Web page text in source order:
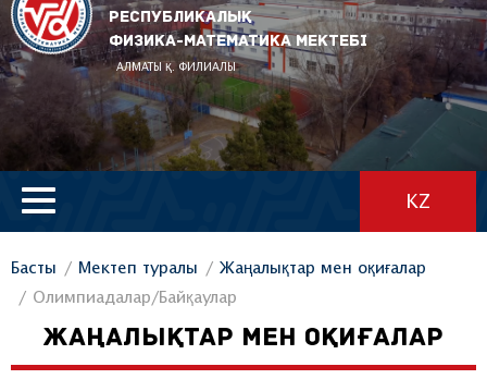
Республикалық
физика-математика мектебі
АЛМАТЫ Қ. ФИЛИАЛЫ
KZ
Басты Мектеп туралы
Жаңалықтар мен оқиғалар
Олимпиадалар/Байқаулар
ЖАҢАЛЫҚТАР МЕН ОҚИҒАЛАР